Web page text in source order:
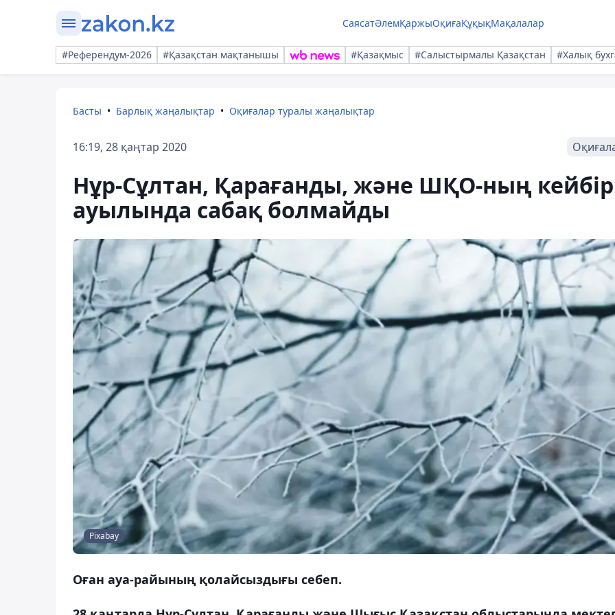
СаясатӘлемҚаржыОқиғаҚұқықМақалалар
#Референдум-2026 #Қазақстан мақтанышы #Қазақмыс #Салыстырмалы Қазақстан #Халық
Басты Барлық жаңалықтар Оқиғалар туралы жаңалықтар
16:19, 28 қаңтар 2020
Нұр-Сұлтан, Қарағанды, және ШҚО-ның кейбір
ауылында сабақ болмайды
Pixabay
Оған ауа-райының қолайсыздығы себеп.